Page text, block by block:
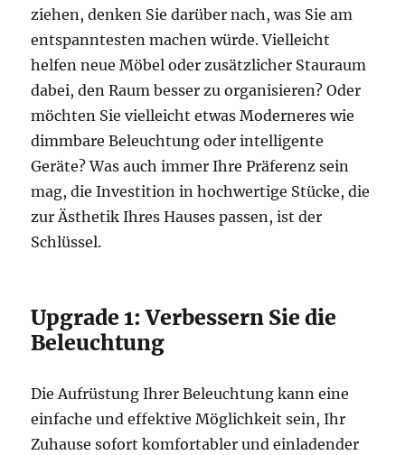
ziehen, denken Sie darüber nach, was Sie am
entspanntesten machen würde. Vielleicht
helfen neue Möbel oder zusätzlicher Stauraum
dabei, den Raum besser zu organisieren? Oder
möchten Sie vielleicht etwas Moderneres wie
dimmbare Beleuchtung oder intelligente
Geräte? Was auch immer Ihre Präferenz sein
mag, die Investition in hochwertige Stücke, die
zur Ästhetik Ihres Hauses passen, ist der
Schlüssel.
Upgrade 1: Verbessern Sie die
Beleuchtung
Die Aufrüstung Ihrer Beleuchtung kann eine
einfache und effektive Möglichkeit sein, Ihr
Zuhause sofort komfortabler und einladender